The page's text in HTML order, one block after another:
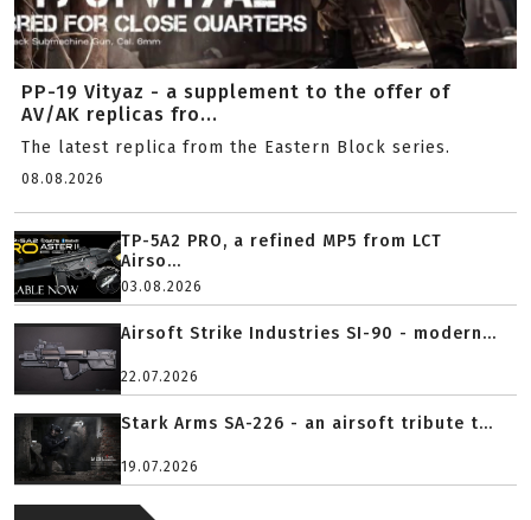
PP-19 Vityaz - a supplement to the offer of
AV/AK replicas fro...
The latest replica from the Eastern Block series.
08.08.2026
TP-5A2 PRO, a refined MP5 from LCT
Airso...
03.08.2026
Airsoft Strike Industries SI-90 - modern...
22.07.2026
Stark Arms SA-226 - an airsoft tribute t...
19.07.2026